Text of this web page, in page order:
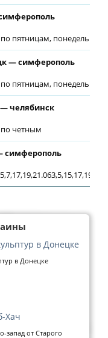
по пятницам,
— симферополь
по пятницам,
челябинск
по четным
симферополь
в Донецке
в Донецке
Хач
запад от Старого